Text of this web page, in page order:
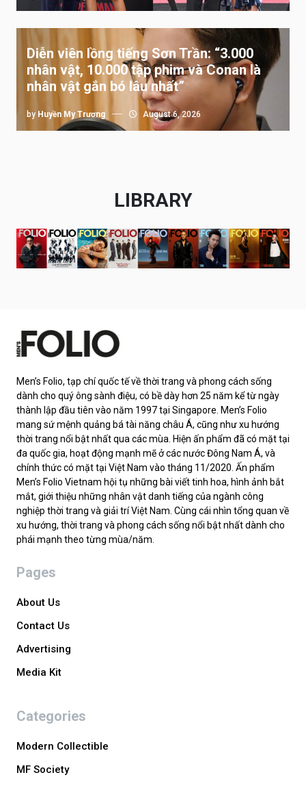
Diễn viên lồng tiếng Sơn Trần: “3.000
nhân vật, 10.000 tập phim và Conan là
nhân vật gắn bó lâu nhất”
by Huyền My Trương August 6, 2026
LIBRARY
Men’s Folio, tạp chí quốc tế về thời trang và phong cách sống
dành cho quý ông sành điệu, có bề dày hơn 25 năm kể từ ngày
thành lập đầu tiên vào năm 1997 tại Singapore. Men’s Folio
mang sứ mệnh quảng bá tài năng châu Á, cũng như xu hướng
thời trang nổi bật nhất qua các mùa. Hiện ấn phẩm đã có mặt tại
đa quốc gia, hoạt động mạnh mẽ ở các nước Đông Nam Á, và
chính thức có mặt tại Việt Nam vào tháng 11/2020. Ấn phẩm
Men’s Folio Vietnam hội tụ những bài viết tinh hoa, hình ảnh bắt
mắt, giới thiệu những nhân vật danh tiếng của ngành công
nghiệp thời trang và giải trí Việt Nam. Cùng cái nhìn tổng quan về
xu hướng, thời trang và phong cách sống nổi bật nhất dành cho
phái mạnh theo từng mùa/năm.
Pages
About Us
Contact Us
Advertising
Media Kit
Categories
Modern Collectible
MF Society